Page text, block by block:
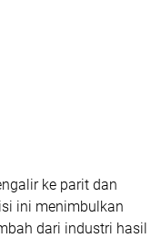
ke parit dan
ini menimbulkan
dari industri hasil